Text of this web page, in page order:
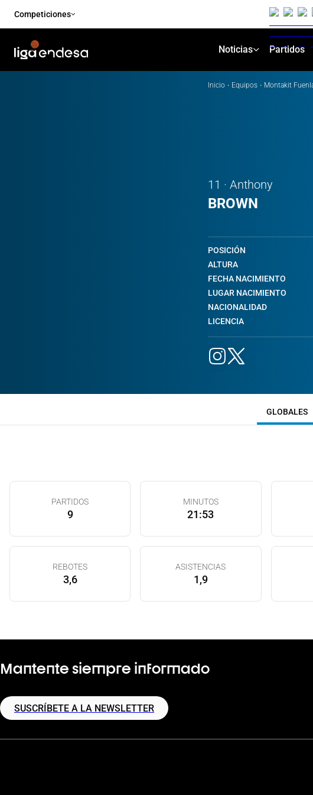
Competiciones
Noticias Partidos
Inicio · Equipos · Montakit
11 · Anthony
BROWN
POSICIÓN
ALTURA
FECHA NACIMIENTO
LUGAR NACIMIENTO
NACIONALIDAD
LICENCIA
GLOBALES
PARTIDOS
9
MINUTOS
21:53
REBOTES
3,6
ASISTENCIAS
1,9
Mantente siempre informado
SUSCRÍBETE A LA NEWSLETTER